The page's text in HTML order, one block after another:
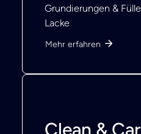
Grundierungen &
Lacke
Mehr erfahren
Clean &